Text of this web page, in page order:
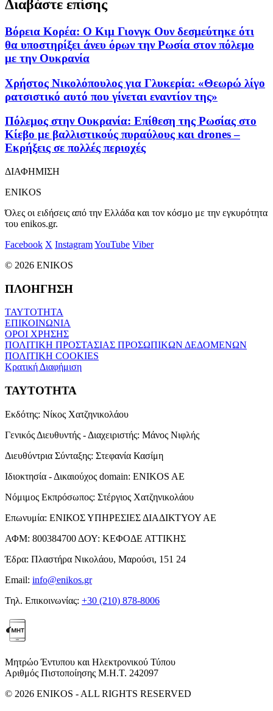
Διαβάστε επίσης
Βόρεια Κορέα: Ο Κιμ Γιονγκ Ουν δεσμεύτηκε ότι
θα υποστηρίξει άνευ όρων την Ρωσία στον πόλεμο
με την Ουκρανία
Χρήστος Νικολόπουλος για Γλυκερία: «Θεωρώ λίγο
ρατσιστικό αυτό που γίνεται εναντίον της»
Πόλεμος στην Ουκρανία: Επίθεση της Ρωσίας στο
Κίεβο με βαλλιστικούς πυραύλους και drones –
Εκρήξεις σε πολλές περιοχές
ΔΙΑΦΗΜΙΣΗ
ENIKOS
Όλες οι ειδήσεις από την Ελλάδα και τον κόσμο με την εγκυρότητα
του enikos.gr.
Facebook X InstagramYouTube Viber
© 2026 ENIKOS
ΠΛΟΗΓΗΣΗ
ΤΑΥΤΟΤΗΤΑ
ΕΠΙΚΟΙΝΩΝΙΑ
ΟΡΟΙ ΧΡΗΣΗΣ
ΠΟΛΙΤΙΚΗ ΠΡΟΣΤΑΣΙΑΣ ΠΡΟΣΩΠΙΚΩΝ ΔΕΔΟΜΕΝΩΝ
ΠΟΛΙΤΙΚΗ COOKIES
Κρατική Διαφήμιση
ΤΑΥΤΟΤΗΤΑ
Εκδότης: Νίκος Χατζηνικολάου
Γενικός Διευθυντής - Διαχειριστής: Μάνος Νιφλής
Διευθύντρια Σύνταξης: Στεφανία Κασίμη
Ιδιοκτησία - Δικαιούχος domain: ENIKOS AE
Νόμιμος Εκπρόσωπος: Στέργιος Χατζηνικολάου
Επωνυμία: ΕΝΙΚΟΣ ΥΠΗΡΕΣΙΕΣ ΔΙΑΔΙΚΤΥΟΥ ΑΕ
ΑΦΜ: 800384700 ΔΟΥ: ΚΕΦΟΔΕ ΑΤΤΙΚΗΣ
Έδρα: Πλαστήρα Νικολάου, Μαρούσι, 151 24
Email: info@enikos.gr
Τηλ. Επικοινωνίας: +30 (210) 878-8006
Μητρώο Έντυπου και Ηλεκτρονικού Τύπου
Αριθμός Πιστοποίησης Μ.Η.Τ. 242097
© 2026 ENIKOS - ALL RIGHTS RESERVED